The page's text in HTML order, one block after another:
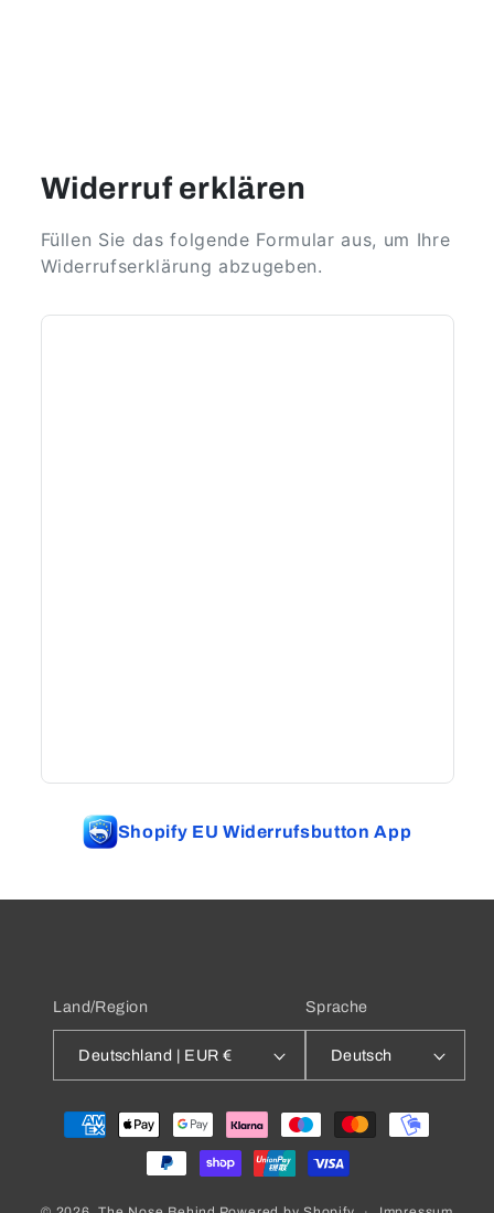
Widerruf erklären
Füllen Sie das folgende Formular aus, um Ihre
Widerrufserklärung abzugeben.
Shopify EU Widerrufsbutton App
Land/Region
Deutschland | EUR €
Sprache
Deutsch
Zahlungsmethoden